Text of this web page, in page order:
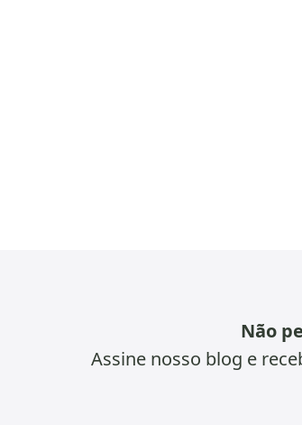
Não
Assine nosso blog e